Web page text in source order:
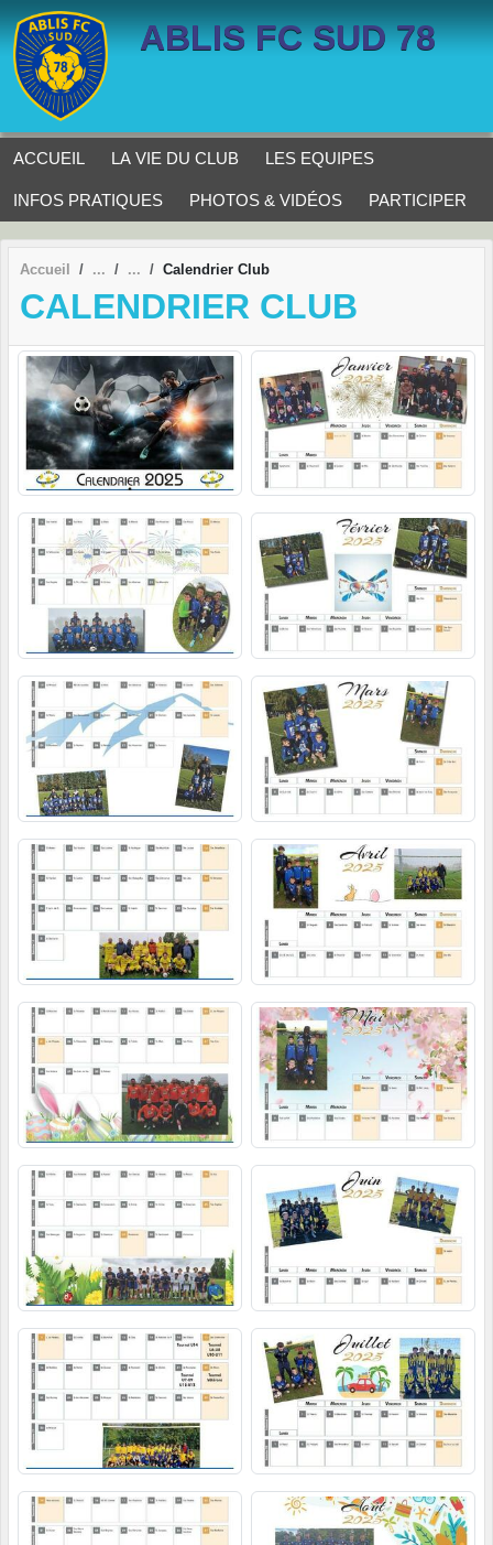
ABLIS FC SUD 78
ACCUEIL LA VIE DU CLUB LES EQUIPES
INFOS PRATIQUES PHOTOS & VIDÉOS PARTICIPER
Accueil Calendrier Club
CALENDRIER CLUB
Panneau de gestion des cookies